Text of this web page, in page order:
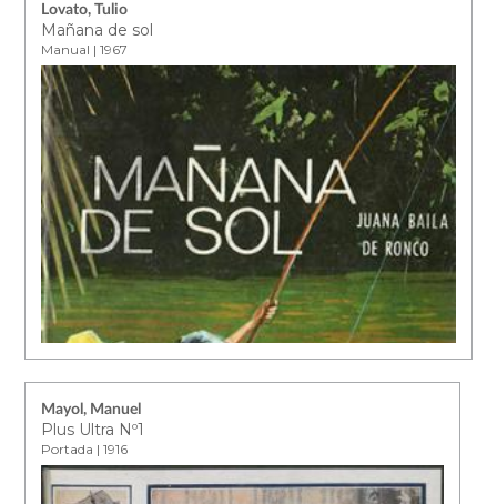
Lovato, Tulio
Mañana de sol
Manual | 1967
Mayol, Manuel
Plus Ultra Nº1
Portada | 1916